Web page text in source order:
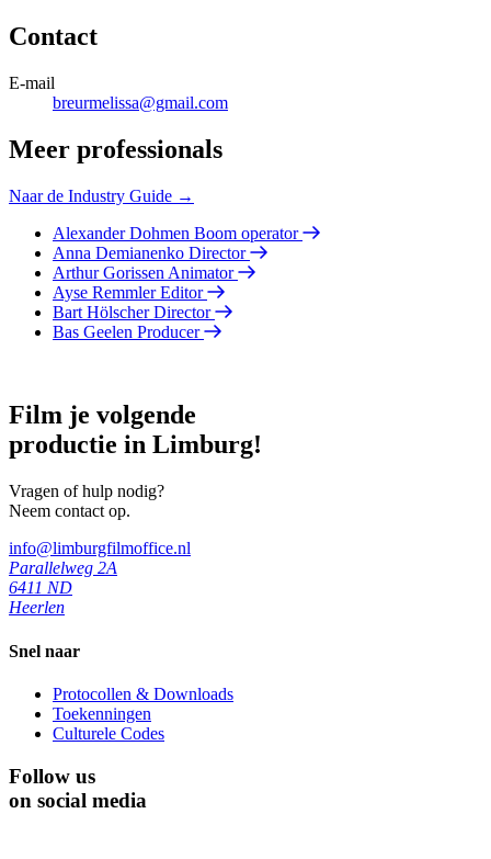
Contact
E-mail
breurmelissa@gmail.com
Meer professionals
Naar de Industry Guide →
Alexander Dohmen Boom operator
Anna Demianenko Director
Arthur Gorissen Animator
Ayse Remmler Editor
Bart Hölscher Director
Bas Geelen Producer
Film je volgende
productie in Limburg!
Vragen of hulp nodig?
Neem contact op.
info@limburgfilmoffice.nl
Parallelweg 2A
6411 ND
Heerlen
Snel naar
Protocollen & Downloads
Toekenningen
Culturele Codes
Follow us
on social media